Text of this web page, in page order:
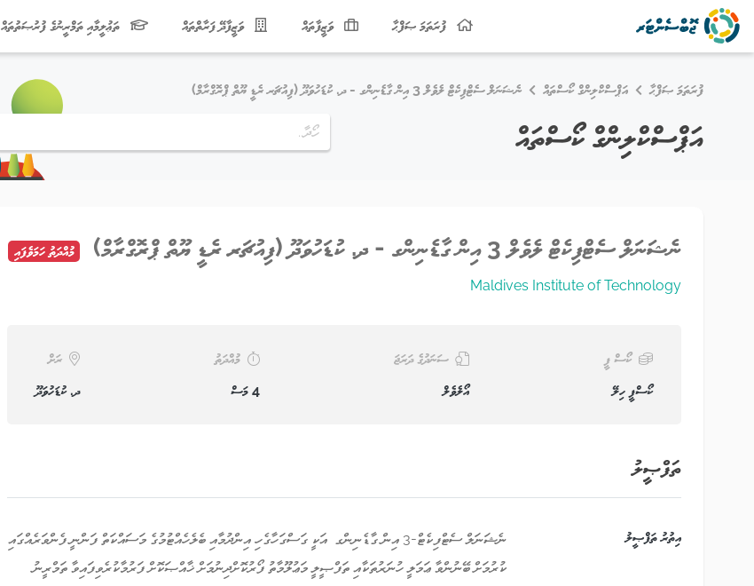
ފުރަތަމަ ޞަފްޙާ ވަޒީފާތައް ވަޒީފާދޭ ފަރާތްތައް ތަޢުލީމާއި ތަމްރީނުގެ ފުރުޞަތުތައް
ފުރަތަމަ ޞަފްޙާ އަޕްސްކްލިންގް ކޯސްތައް ނެޝަނަލް ސެޓްފިކެޓް ލެވެލް 3 އިން ގާޑެނިންގ - ދ. ކުޑަހުވަދޫ (ފިއުޗަރ ރެޑީ ޔޫތް ޕްރޮގްރާމް)
އަޕްސްކްލިންގް ކޯސްތައް
ނެޝަނަލް ސެޓްފިކެޓް ލެވެލް 3 އިން ގާޑެނިންގ - ދ. ކުޑަހުވަދޫ (ފިއުޗަރ ރެޑީ ޔޫތް ޕްރޮގްރާމް) މުއްދަތު ހަމަވެފައި
Maldives Institute of Technology
ކޯސް ފީ
ކޯސްފީ ހިލޭ
ސަނަދުގެ ދަރަޖަ
އޯލެވެލް
މުއްދަތު
4 މަސް
ރަށް
ދ. ކުޑަހުވަދޫ
ތަފްޞީލު
އިތުރު ތަފްޞީލު
ނެޝަނަލް ސެޓްފިކެޓް-3 އިން ގާޑެނިންގ އަކީ ގަސްގަހާގެހި އިންދުމާއި ބެލެހެއްޓުމުގެ މަސައްކަތް ފަންނީ ފެންވަރެއްގައި
ކުރުމަށް ބޭނުންވާ ޢަމަލީ ހުނަރުތަކާއި ތަފްޞީލީ މަޢުލޫމާތު ފޯރުކޮށްދިނުމަށް ޚާއްޞަކޮށް ފަރުމާކުރެވިފައިވާ ތަމްރީނު